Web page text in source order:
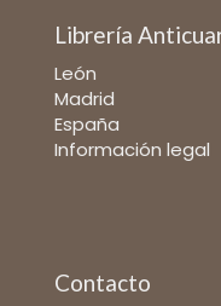
Librería
León
Madrid
España
Información legal
Contacto